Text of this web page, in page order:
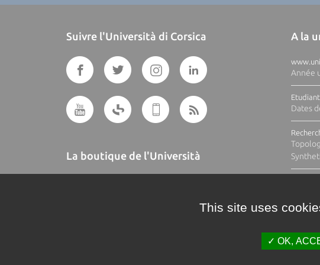
Suivre l'Università di Corsica
La boutique de l'Università
A la
Année
Dates
This site uses
OK,